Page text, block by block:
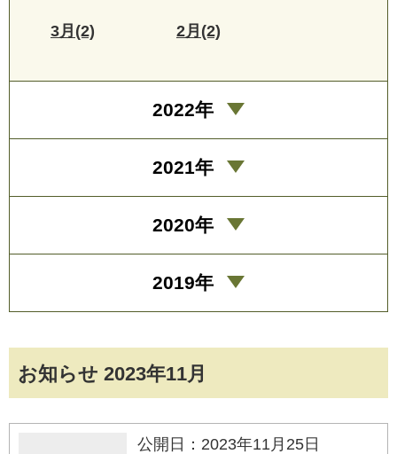
お知らせ 2023年11月
公開日：2023年11月25日
3月(2) 2月(2)
2022年
2021年
2020年
2019年